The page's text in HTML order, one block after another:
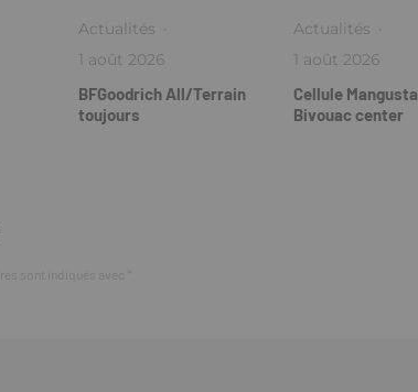
Actualités ·
1 août 2026
BFGoodrich All/Terrain
toujours
Actualités ·
1 août 2026
Cellule Mangusta
Bivouac center